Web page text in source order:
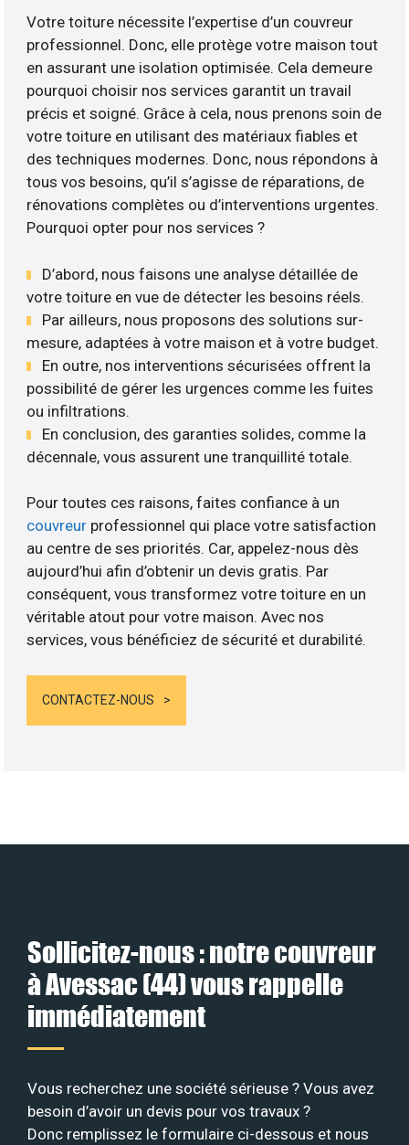
Votre toiture nécessite l’expertise d’un couvreur
professionnel. Donc, elle protège votre maison tout
en assurant une isolation optimisée. Cela demeure
pourquoi choisir nos services garantit un travail
précis et soigné. Grâce à cela, nous prenons soin de
votre toiture en utilisant des matériaux fiables et
des techniques modernes. Donc, nous répondons à
tous vos besoins, qu’il s’agisse de réparations, de
rénovations complètes ou d’interventions urgentes.
Pourquoi opter pour nos services ?
D’abord, nous faisons une analyse détaillée de
votre toiture en vue de détecter les besoins réels.
Par ailleurs, nous proposons des solutions sur-
mesure, adaptées à votre maison et à votre budget.
En outre, nos interventions sécurisées offrent la
possibilité de gérer les urgences comme les fuites
ou infiltrations.
En conclusion, des garanties solides, comme la
décennale, vous assurent une tranquillité totale.
Pour toutes ces raisons, faites confiance à un
couvreur professionnel qui place votre satisfaction
au centre de ses priorités. Car, appelez-nous dès
aujourd’hui afin d’obtenir un devis gratis. Par
conséquent, vous transformez votre toiture en un
véritable atout pour votre maison. Avec nos
services, vous bénéficiez de sécurité et durabilité.
CONTACTEZ-NOUS
Sollicitez-nous : notre couvreur
à Avessac (44) vous rappelle
immédiatement
Vous recherchez une société sérieuse ? Vous avez
besoin d’avoir un devis pour vos travaux ?
Donc remplissez le formulaire ci-dessous et nous